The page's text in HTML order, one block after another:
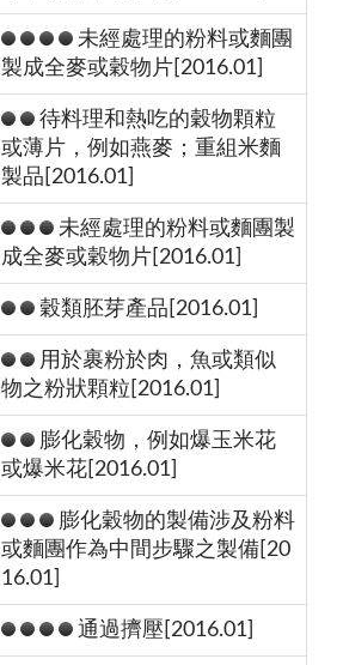
未經處理的粉料或麵團
製成全麥或穀物片[2016.01]
待料理和熱吃的穀物顆粒
或薄片，例如燕麥；重組米麵
製品[2016.01]
未經處理的粉料或麵團製
成全麥或穀物片[2016.01]
穀類胚芽產品[2016.01]
用於裹粉於肉，魚或類似
物之粉狀顆粒[2016.01]
膨化穀物，例如爆玉米花
或爆米花[2016.01]
膨化穀物的製備涉及粉料
或麵團作為中間步驟之製備[20
16.01]
通過擠壓[2016.01]